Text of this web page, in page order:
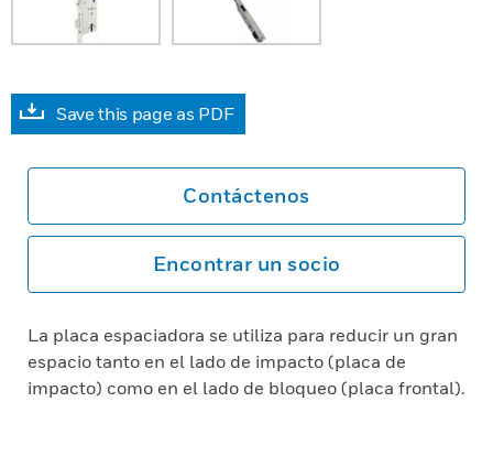
Save this page as PDF
Contáctenos
Encontrar un socio
La placa espaciadora se utiliza para reducir un gran
espacio tanto en el lado de impacto (placa de
impacto) como en el lado de bloqueo (placa frontal).